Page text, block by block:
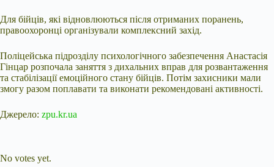
Для бійців, які відновлюються після отриманих поранень,
правоохоронці організували комплексний захід.
Поліцейська підрозділу психологічного забезпечення Анастасія
Гінцар розпочала заняття з дихальних вправ для розвантаження
та стабілізації емоційного стану бійців. Потім захисники мали
змогу разом поплавати та виконати рекомендовані активності.
Джерело: zpu.kr.ua
No votes yet.